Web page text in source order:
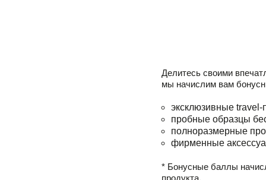
Делитесь своими
мы начислим вам
эксклюзивные travel-
пробные образцы
полноразмерные
фирменные
* Бонусные баллы
продукта.